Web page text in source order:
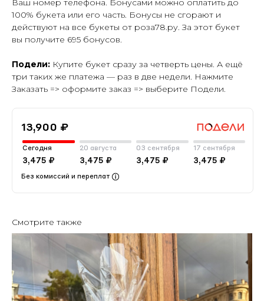
Ваш номер телефона. Бонусами можно оплатить до
100% букета или его часть. Бонусы не сгорают и
действуют на все букеты от роза78.ру. За этот букет
вы получите 695 бонусов.
Подели: Купите букет сразу за четверть цены. А ещё
три таких же платежа — раз в две недели. Нажмите
Заказать => оформите заказ => выберите Подели.
13,900 ₽
Сегодня
3,475 ₽
20 августа
3,475 ₽
03 сентября
3,475 ₽
17 сентября
3,475 ₽
Без комиссий и переплат
Смотрите также